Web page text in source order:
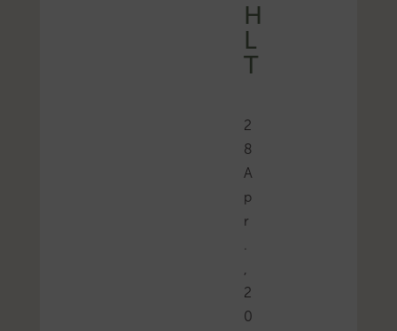
H
L
T
2
8
A
p
r
.
,
2
0